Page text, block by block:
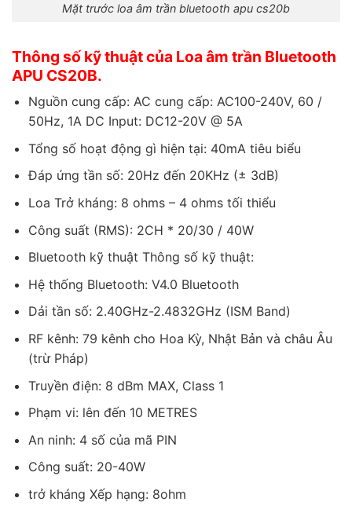
Mặt trước loa âm trần bluetooth apu cs20b
Thông số kỹ thuật của Loa âm trần Bluetooth
APU CS20B.
Nguồn cung cấp: AC cung cấp: AC100-240V, 60 /
50Hz, 1A DC Input: DC12-20V @ 5A
Tổng số hoạt động gì hiện tại: 40mA tiêu biểu
Đáp ứng tần số: 20Hz đến 20KHz (± 3dB)
Loa Trở kháng: 8 ohms – 4 ohms tối thiểu
Công suất (RMS): 2CH * 20/30 / 40W
Bluetooth kỹ thuật Thông số kỹ thuật:
Hệ thống Bluetooth: V4.0 Bluetooth
Dải tần số: 2.40GHz-2.4832GHz (ISM Band)
RF kênh: 79 kênh cho Hoa Kỳ, Nhật Bản và châu Âu
(trừ Pháp)
Truyền điện: 8 dBm MAX, Class 1
Phạm vi: lên đến 10 METRES
An ninh: 4 số của mã PIN
Công suất: 20-40W
trở kháng Xếp hạng: 8ohm